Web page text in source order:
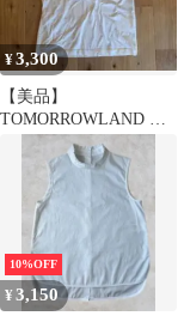
¥3,300
【美品】
TOMORROWLAND コ
ットン Tシャツ S
10%OFF
¥3,150